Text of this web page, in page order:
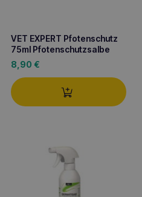
VET EXPERT Pfotenschutz
75ml Pfotenschutzsalbe
8,90 €